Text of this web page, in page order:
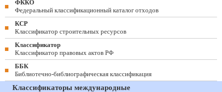
ФККО
Федеральный классификационный каталог отходов
КСР
Классификатор строительных ресурсов
Классификатор
Классификатор правовых актов РФ
ББК
Библиотечно-библиографическая классификация
Классификаторы международные